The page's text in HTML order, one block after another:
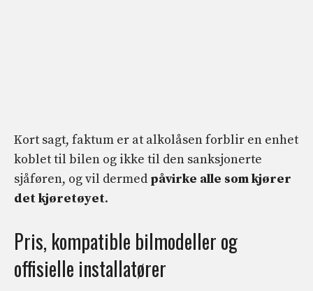
Kort sagt, faktum er at alkolåsen forblir en enhet
koblet til bilen og ikke til den sanksjonerte
sjåføren, og vil dermed påvirke alle som kjører
det kjøretøyet.
Pris, kompatible bilmodeller og
offisielle installatører